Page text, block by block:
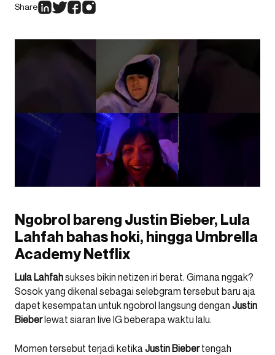
Share
Ngobrol bareng Justin Bieber, Lula
Lahfah bahas hoki, hingga Umbrella
Academy Netflix
Lula Lahfahsukses bikin netizen iri berat. Gimana nggak?
Sosok yang dikenal sebagai selebgram tersebut baru aja
dapet kesempatan untuk ngobrol langsung dengan Justin
Bieberlewat siaran live IG beberapa waktu lalu.
Momen tersebut terjadi ketikaJustin Biebertengah